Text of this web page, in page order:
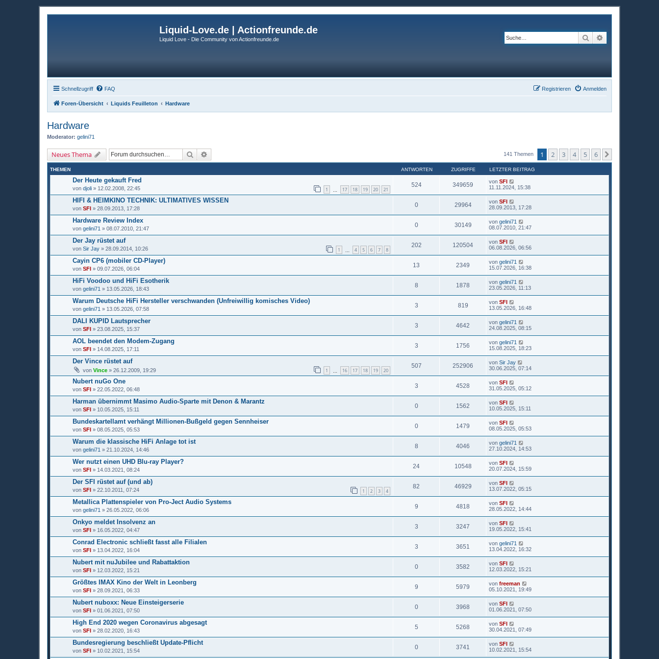
Liquid-Love.de | Actionfreunde.de
Liquid Love - Die Community von Actionfreunde.de Suche
Schnellzugriff FAQ Anmelden
Registrieren
Foren-Übersicht Liquids Feuilleton Hardware
Hardware
Moderator: gelini71
Neues Thema Suche 141 Themen 1 2 3 4 5 6
THEMEN ANTWORTEN ZUGRIFFE LETZTER BEITRAG
Der Heute gekauft Fred
von djoli » 12.02.2008, 22:45 1 17 18 19 20 21
524 349659 von SFI
11.11.2024, 15:38
HIFI & HEIMKINO TECHNIK: ULTIMATIVES WISSEN
von SFI » 28.09.2013, 17:28
0 29964 von SFI
28.09.2013, 17:28
Hardware Review Index
von gelini71 » 08.07.2010, 21:47
0 30149 von gelini71
08.07.2010, 21:47
Der Jay rüstet auf
von Sir Jay » 28.09.2014, 10:26 1 4 5 6 7 8
202 120504 von SFI
06.08.2026, 06:56
Cayin CP6 (mobiler CD-Player)
von SFI » 09.07.2026, 06:04
13 2349 von gelini71
15.07.2026, 16:38
HiFi Voodoo und HiFi Esotherik
von gelini71 » 13.05.2026, 18:43
8 1878 von gelini71
23.05.2026, 11:13
Warum Deutsche HiFi Hersteller verschwanden (Unfreiwillig komisches Video)
von gelini71 » 13.05.2026, 07:58
3 819 von SFI
13.05.2026, 16:48
DALI KUPID Lautsprecher
von SFI » 23.08.2025, 15:37
3 4642 von gelini71
24.08.2025, 08:15
AOL beendet den Modem-Zugang
von SFI » 14.08.2025, 17:11
3 1756 von gelini71
15.08.2025, 18:23
Der Vince rüstet auf
von Vince » 26.12.2009, 19:29 1 16 17 18 19 20
507 252906 von Sir Jay
30.06.2025, 07:14
Nubert nuGo One
von SFI » 22.05.2022, 06:48
3 4528 von SFI
31.05.2025, 05:12
Harman übernimmt Masimo Audio-Sparte mit Denon & Marantz
von SFI » 10.05.2025, 15:11
0 1562 von SFI
10.05.2025, 15:11
Bundeskartellamt verhängt Millionen-Bußgeld gegen Sennheiser
von SFI » 08.05.2025, 05:53
0 1479 von SFI
08.05.2025, 05:53
Warum die klassische HiFi Anlage tot ist
von gelini71 » 21.10.2024, 14:46
8 4046 von gelini71
27.10.2024, 14:53
Wer nutzt einen UHD Blu-ray Player?
von SFI » 14.03.2021, 08:24
24 10548 von SFI
20.07.2024, 15:59
Der SFI rüstet auf (und ab)
von SFI » 22.10.2011, 07:24 1 2 3 4
82 46929 von SFI
13.07.2022, 05:15
Metallica Plattenspieler von Pro-Ject Audio Systems
von gelini71 » 26.05.2022, 06:06
9 4818 von SFI
28.05.2022, 14:44
Onkyo meldet Insolvenz an
von SFI » 16.05.2022, 04:47
3 3247 von SFI
19.05.2022, 15:41
Conrad Electronic schließt fasst alle Filialen
von SFI » 13.04.2022, 16:04
3 3651 von gelini71
13.04.2022, 16:32
Nubert mit nuJubilee und Rabattaktion
von SFI » 12.03.2022, 15:21
0 3582 von SFI
12.03.2022, 15:21
Größtes IMAX Kino der Welt in Leonberg
von SFI » 28.09.2021, 06:33
9 5979 von freeman
05.10.2021, 19:49
Nubert nuboxx: Neue Einsteigerserie
von SFI » 01.06.2021, 07:50
0 3968 von SFI
01.06.2021, 07:50
High End 2020 wegen Coronavirus abgesagt
von SFI » 28.02.2020, 16:43
5 5268 von SFI
30.04.2021, 07:49
Bundesregierung beschließt Update-Pflicht
von SFI » 10.02.2021, 15:54
0 3741 von SFI
10.02.2021, 15:54